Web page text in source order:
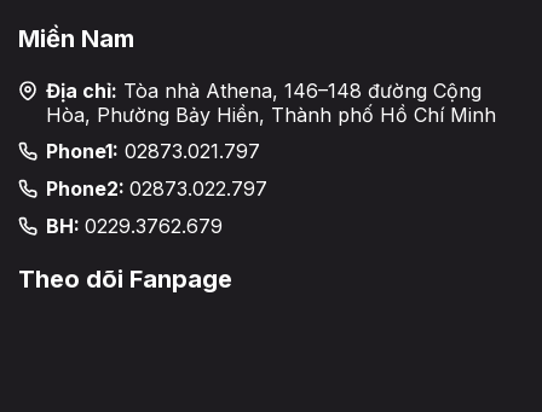
Miền Nam
Địa chỉ: Tòa nhà Athena, 146–148 đường Cộng
Hòa, Phường Bảy Hiền, Thành phố Hồ Chí Minh
Phone1: 02873.021.797
Phone2: 02873.022.797
BH: 0229.3762.679
Theo dõi Fanpage